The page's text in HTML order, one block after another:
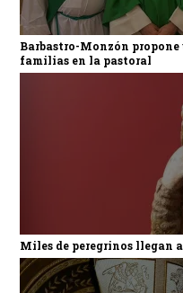
Barbastro-Monzón
familias en la pastoral
Miles de peregrinos llegan